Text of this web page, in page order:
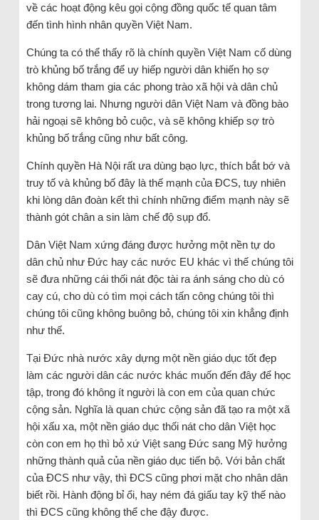
về các hoạt động kêu gọi cộng đồng quốc tế quan tâm
đến tình hình nhân quyền Việt Nam.
Chúng ta có thể thấy rõ là chính quyền Việt Nam cố dùng
trò khủng bố trắng để uy hiếp người dân khiến họ sợ
không dám tham gia các phong trào xã hội và dân chủ
trong tương lai. Nhưng người dân Việt Nam và đồng bào
hải ngoại sẽ không bỏ cuộc, và sẽ không khiếp sợ trò
khủng bố trắng cũng như bất công.
Chính quyền Hà Nội rất ưa dùng bạo lực, thích bắt bớ và
truy tố và khủng bố đây là thế mạnh của ĐCS, tuy nhiên
khi lòng dân đoàn kết thì chính những điểm mạnh này sẽ
thành gót chân a sin làm chế độ sụp đổ.
Dân Việt Nam xứng đáng được hưởng một nền tự do
dân chủ như Đức hay các nước EU khác vì thế chúng tôi
sẽ đưa những cái thối nát độc tài ra ánh sáng cho dù có
cay cú, cho dù có tìm mọi cách tấn công chúng tôi thì
chúng tôi cũng không buông bỏ, chúng tôi xin khẳng định
như thế.
Tại Đức nhà nước xây dựng một nền giáo dục tốt đẹp
làm các người dân các nước khác muốn đến đây để học
tập, trong đó không ít người là con em của quan chức
cộng sản. Nghĩa là quan chức cộng sản đã tạo ra một xã
hội xấu xa, một nền giáo dục thối nát cho dân Việt học
còn con em họ thì bỏ xứ Việt sang Đức sang Mỹ hưởng
những thành quả của nền giáo dục tiến bộ. Với bản chất
của ĐCS như vậy, thì ĐCS cũng phơi mặt cho nhân dân
biết rồi. Hành động bỉ ổi, hay ném đá giấu tay kỹ thế nào
thì ĐCS cũng không thể che đậy được.